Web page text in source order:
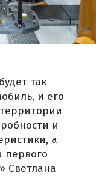
так
и его
и
а
первого
Светлана